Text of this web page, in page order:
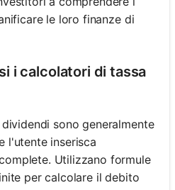
le loro finanze di
i calcolatori di tassa
sono generalmente
l'utente inserisca
Utilizzano formule
per calcolare il debito